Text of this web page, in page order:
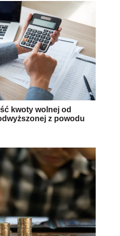
kwoty wolnej od
z powodu